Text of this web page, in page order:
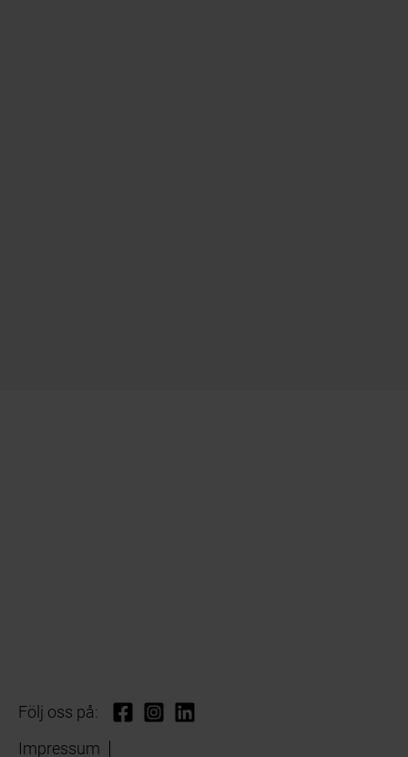
Följ oss på:
Impressum